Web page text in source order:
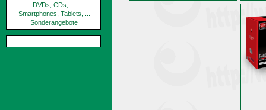
DVDs, CDs, ...
Smartphones, Tablets, ...
Sonderangebote